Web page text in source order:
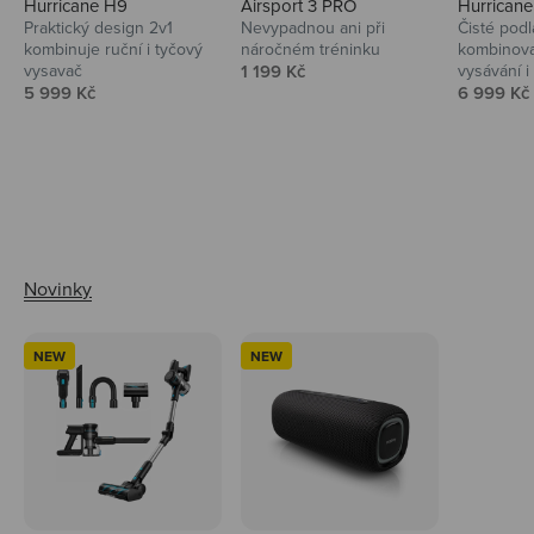
Hurricane H9
Praktický design 2v1
kombinuje ruční i tyčový
vysavač
Prodejní cena
5 999 Kč
Airsport 3 PRO
Nevypadnou ani při
náročném tréninku
Prodejní cena
1 199 Kč
Čisté
vysávání
Prodejní
6 999 Kč
NEW NEW